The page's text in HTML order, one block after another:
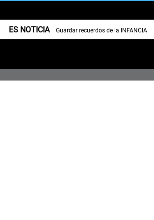
ES NOTICIA Guardar recuerdos de la INFANCIA